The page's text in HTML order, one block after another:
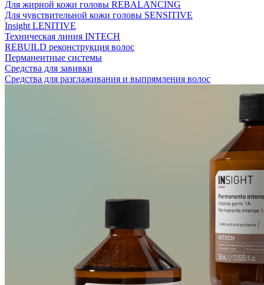
Для жирной кожи головы REBALANCING
Для чувствительной кожи головы SENSITIVE
Insight LENITIVE
Техническая линия INTECH
REBUILD реконструкция волос
Перманентные системы
Средства для завивки
Средства для разглаживания и выпрямления волос